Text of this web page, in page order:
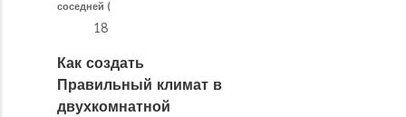
соседней (
18
Как создать
Правильный климат в
двухкомнатной